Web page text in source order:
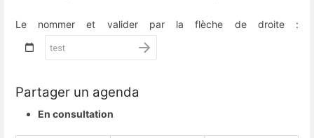
Le nommer et valider par la flèche de droite :
Partager un agenda
En consultation